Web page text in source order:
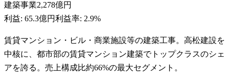
建築事業2,278億円
利益: 65.3億円利益率: 2.9%
賃貸マンション・ビル・商業施設等の建築工事。高松建設を
中核に、都市部の賃貸マンション建築でトップクラスのシェ
アを誇る。売上構成比約66%の最大セグメント。